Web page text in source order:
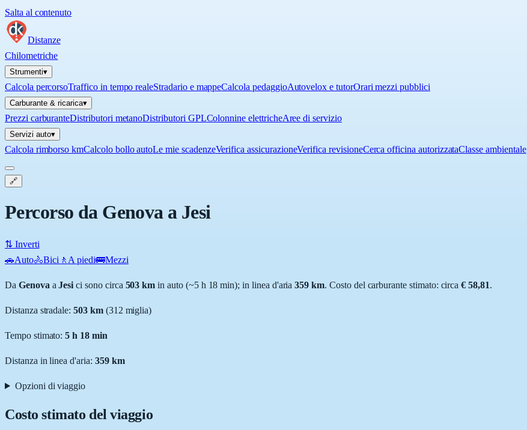
Salta al contenuto
Distanze
Chilometriche
Strumenti▾
Calcola percorsoTraffico in tempo realeStradario e mappeCalcola pedaggioAutovelox e tutorOrari mezzi pubblici
Carburante & ricarica▾
Prezzi carburanteDistributori metanoDistributori GPLColonnine elettricheAree di servizio
Servizi auto▾
Calcola rimborso kmCalcolo bollo autoLe mie scadenzeVerifica assicurazioneVerifica revisioneCerca officina autorizzataClasse ambientale
🔗
Percorso da Genova a Jesi
⇅ Inverti
🚗Auto🚴Bici 🚶 A piedi🚌Mezzi
Da Genova aJesi ci sono circa 503 km in auto (~5 h 18 min); in linea d'aria359 km. Costo del carburante stimato: circa € 58,81.
Distanza stradale:503km (312 miglia)
Tempo stimato:5 h 18 min
Distanza in linea d'aria: 359km
Opzioni di viaggio
Costo stimato del viaggio